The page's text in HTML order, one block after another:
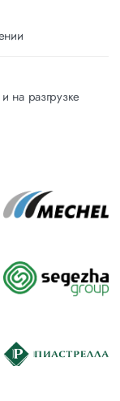
на разгрузке